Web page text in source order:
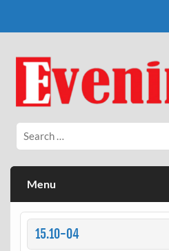
Eveniment Valcean
Menu
15.10-04